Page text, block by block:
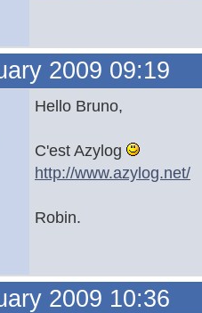
2009 09:19
Hello Bruno,
C'est Azylog
http://www.azylog.net/
Robin.
2009 10:36